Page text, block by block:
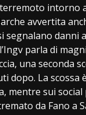
intorno
avvertita
segnalano danni
parla di
una seconda
dopo. La scossa
mentre sui
da Fano a